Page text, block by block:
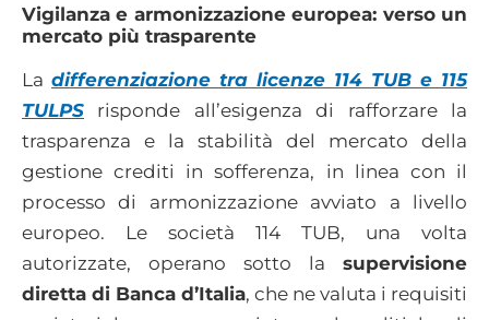
Vigilanza e armonizzazione europea: verso un
mercato più trasparente
La differenziazione tra licenze 114 TUB e 115
TULPS risponde all’esigenza di rafforzare la
trasparenza e la stabilità del mercato della
gestione crediti in sofferenza, in linea con il
processo di armonizzazione avviato a livello
europeo. Le società 114 TUB, una volta
autorizzate, operano sotto la supervisione
diretta di Banca d’Italia, che ne valuta i requisiti